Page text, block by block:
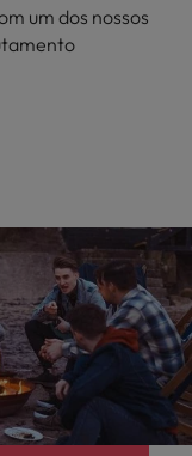
um dos nossos